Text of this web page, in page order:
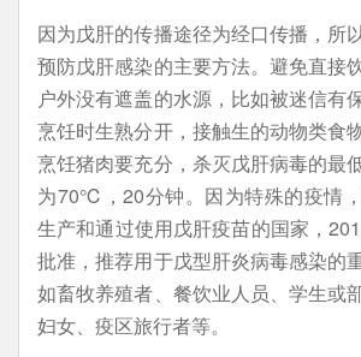
因为戊肝的传播途径为经口传播，所
预防戊肝感染的主要方法。避免直接
户外没有遮盖的水源，比如被迷信有
烹饪时生熟分开，接触生的动物类食
烹饪猪肉要充分，杀灭戊肝病毒的最
为70℃，20分钟。因为特殊的疫情
生产和通过使用戊肝疫苗的国家，
批准，推荐用于戊型肝炎病毒感染的
如畜牧养殖者、餐饮业人员、学生或
妇女、疫区旅行者等。